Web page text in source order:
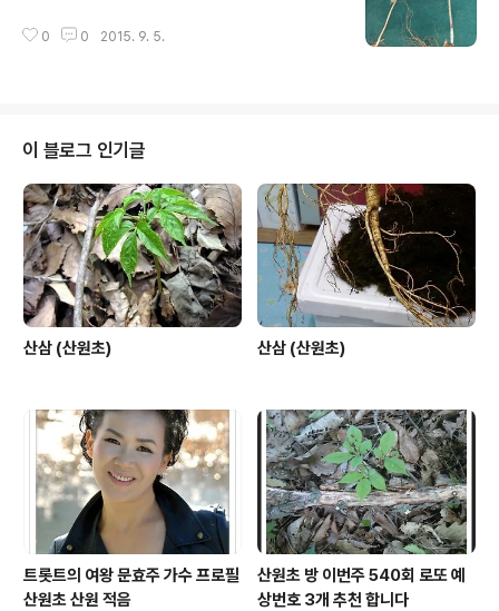
0 0 2015. 9. 5.
이 블로그 인기글
산삼 (산원초) 산삼 (산원초)
트롯트의 여왕 문효주 가수 프로필
산원초 산원 적음
산원초 방 이번주 540회 로또 예
상번호 3개 추천 합니다